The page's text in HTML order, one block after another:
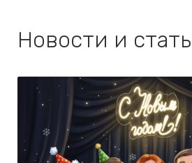
Новости и